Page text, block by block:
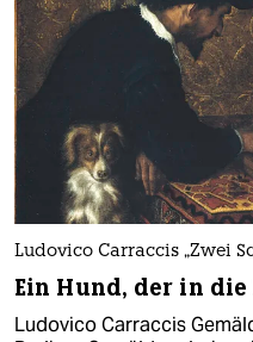
Ludovico Carraccis „Zwei
Ein Hund, der in
Ludovico Carraccis